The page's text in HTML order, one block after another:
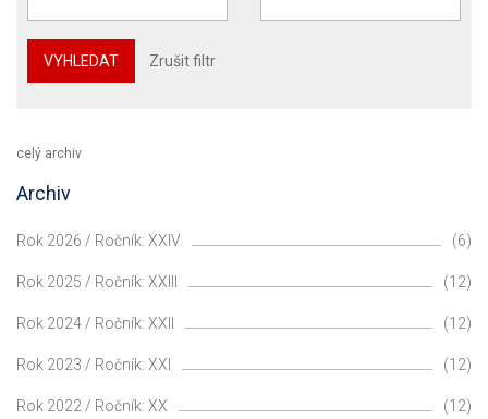
VYHLEDAT Zrušit filtr
celý archiv
Archiv
Rok 2026 / Ročník: XXIV (6)
Rok 2025 / Ročník: XXIII (12)
Rok 2024 / Ročník: XXII (12)
Rok 2023 / Ročník: XXI (12)
Rok 2022 / Ročník: XX (12)